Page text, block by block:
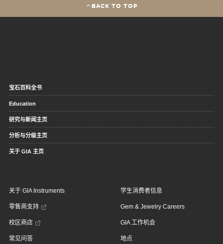
BACK TO TOP
宝石百科全书
Education
研究与新闻主页
分析与分级主页
关于 GIA 主页
关于 GIA Instruments
零售商支持
校区商店
常见问答
学生消费者信息
Gem & Jewelry Careers
GIA 工作机会
地点